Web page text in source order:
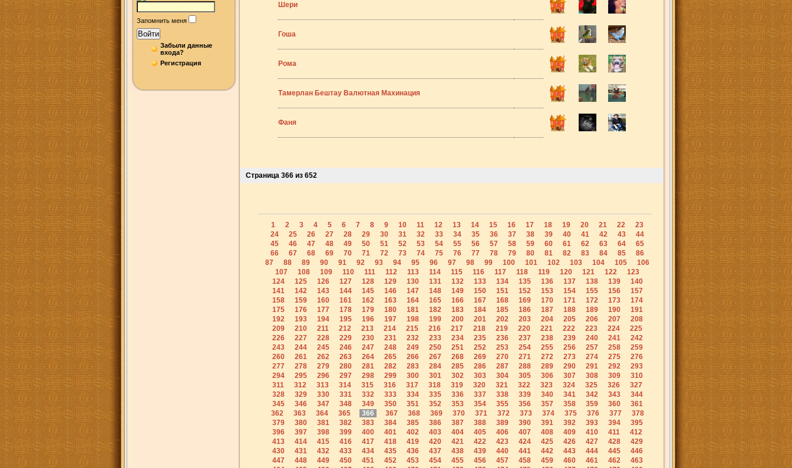
Запомнить меня
Войти
Забыли данные
входа?
Регистрация
Шери
Гоша
Рома
Тамерлан Бештау Валютная Махинация
Фаня
Страница 366 из 652
1 2 3 4 5 6 7 8 9 10 11 12 13 14 15 16 17 18 19 20 21 22
23
24
25 26 27 28 29 30 31 32 33 34 35 36 37 38 39 40 41 42 43
44
45
46 47 48 49 50 51 52 53 54 55 56 57 58 59 60 61 62 63 64
65
66
67 68 69 70 71 72 73 74 75 76 77 78 79 80 81 82 83 84 85
86
87
88 89 90 91 92 93 94 95 96 97 98 99 100 101 102 103 104 105
106
107
108 109 110 111 112 113 114 115 116 117 118 119 120 121 122
123
124
125 126 127 128 129 130 131 132 133 134 135 136 137 138 139
140
141
142 143 144 145 146 147 148 149 150 151 152 153 154 155 156
157
158
159 160 161 162 163 164 165 166 167 168 169 170 171 172 173
174
175
176 177 178 179 180 181 182 183 184 185 186 187 188 189 190
191
192
193 194 195 196 197 198 199 200 201 202 203 204 205 206 207
208
209
210 211 212 213 214 215 216 217 218 219 220 221 222 223 224
225
226
227 228 229 230 231 232 233 234 235 236 237 238 239 240 241
242
243
244 245 246 247 248 249 250 251 252 253 254 255 256 257 258
259
260
261 262 263 264 265 266 267 268 269 270 271 272 273 274 275
276
277
278 279 280 281 282 283 284 285 286 287 288 289 290 291 292
293
294
295 296 297 298 299 300 301 302 303 304 305 306 307 308 309
310
311
312 313 314 315 316 317 318 319 320 321 322 323 324 325 326
327
328
329 330 331 332 333 334 335 336 337 338 339 340 341 342 343
344
345
346 347 348 349 350 351 352 353 354 355 356 357 358 359 360
361
362
363 364 365 366 367 368 369 370 371 372 373 374 375 376 377
378
379
380 381 382 383 384 385 386 387 388 389 390 391 392 393 394
395
396
397 398 399 400 401 402 403 404 405 406 407 408 409 410 411
412
413
414 415 416 417 418 419 420 421 422 423 424 425 426 427 428
429
430
431 432 433 434 435 436 437 438 439 440 441 442 443 444 445
446
447
448 449 450 451 452 453 454 455 456 457 458 459 460 461 462
463